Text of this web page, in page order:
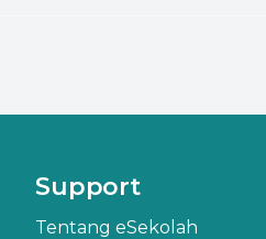
Support
Tentang eSekolah